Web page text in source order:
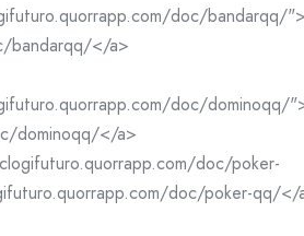
doc/bandarqq/
bandarqq/</a>
doc/dominoqq/
dominoqq/</a>
doc/poker-
doc/poker-qq/</